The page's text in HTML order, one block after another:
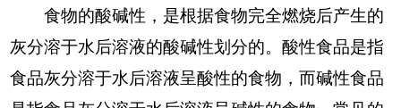
食物的酸碱性，是根据食物完全燃烧后产生的
灰分溶于水后溶液的酸碱性划分的。酸性食品是指
食品灰分溶于水后溶液呈酸性的食物，而碱性食品